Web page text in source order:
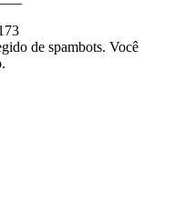
de spambots. Você